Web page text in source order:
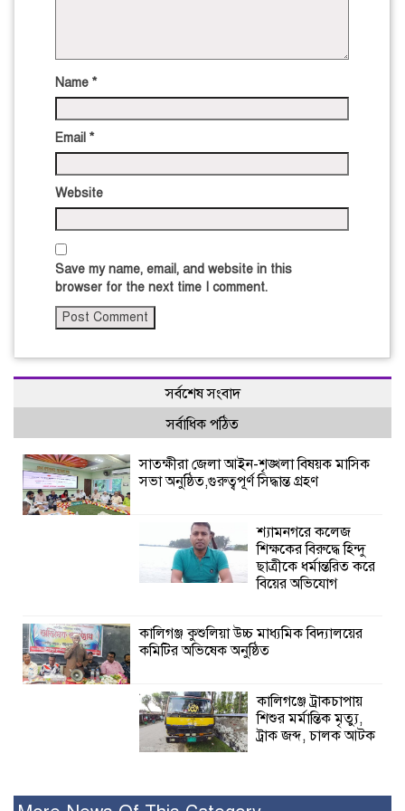
Name *
Email *
Website
Save my name, email, and website in this
browser for the next time I comment.
সর্বশেষ সংবাদ
সর্বাধিক পঠিত
সাতক্ষীরা জেলা আইন-শৃঙ্খলা বিষয়ক মাসিক
সভা অনুষ্ঠিত,গুরুত্বপূর্ণ সিদ্ধান্ত গ্রহণ
শ্যামনগরে কলেজ
শিক্ষকের বিরুদ্ধে হিন্দু
ছাত্রীকে ধর্মান্তরিত করে
বিয়ের অভিযোগ
কালিগঞ্জ কুশুলিয়া উচ্চ মাধ্যমিক বিদ্যালয়ের
কমিটির অভিষেক অনুষ্ঠিত
কালিগঞ্জে ট্রাকচাপায়
শিশুর মর্মান্তিক মৃত্যু,
ট্রাক জব্দ, চালক আটক
গণঅভ্যুত্থান দিবসে আলোচনা সভা পুরষ্কার